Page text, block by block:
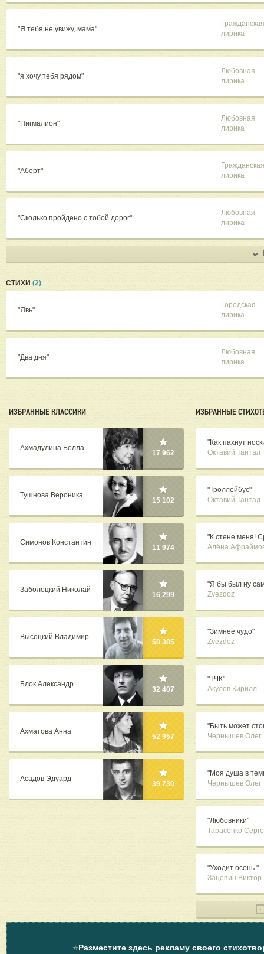
"Я тебя не увижу, мама"
Гражданская
лирика
"я хочу тебя рядом"
Любовная
лирика
"Пигмалион"
Любовная
лирика
"Аборт"
Гражданская
лирика
"Сколько пройдено с тобой дорог"
Любовная
лирика
СТИХИ (2)
"Явь"
Городская
лирика
"Два дня"
Любовная
лирика
ИЗБРАННЫЕ КЛАССИКИ
Ахмадулина Белла
17 962
Тушнова Вероника
15 102
Симонов Константин
11 974
Заболоцкий Николай
16 299
Высоцкий Владимир
58 385
Блок Александр
32 407
Ахматова Анна
52 957
Асадов Эдуард
39 730
ИЗБРАННЫЕ
"Как пахнут
Октавий Тантал
"Троллейбус"
Октавий Тантал
"К стене меня!
Алёна
"Я бы был ну
Zvezdoz
"Зимнее чудо"
Zvezdoz
"ТЧК"
Акулов Кирилл
"Быть может
Чернышев Олег
"Моя душа в
Чернышев Олег
"Любовники"
Тарасенко
"Уходит осень."
Зацепин Виктор
⭐Разместите здесь рекламу своего